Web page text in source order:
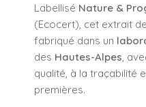
Labellisé Nature &
(Ecocert), cet extrait
fabriqué dans un
des Hautes-Alpes,
qualité, à la traçabilité
premières.